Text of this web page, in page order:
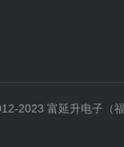
2023 富延升电子（